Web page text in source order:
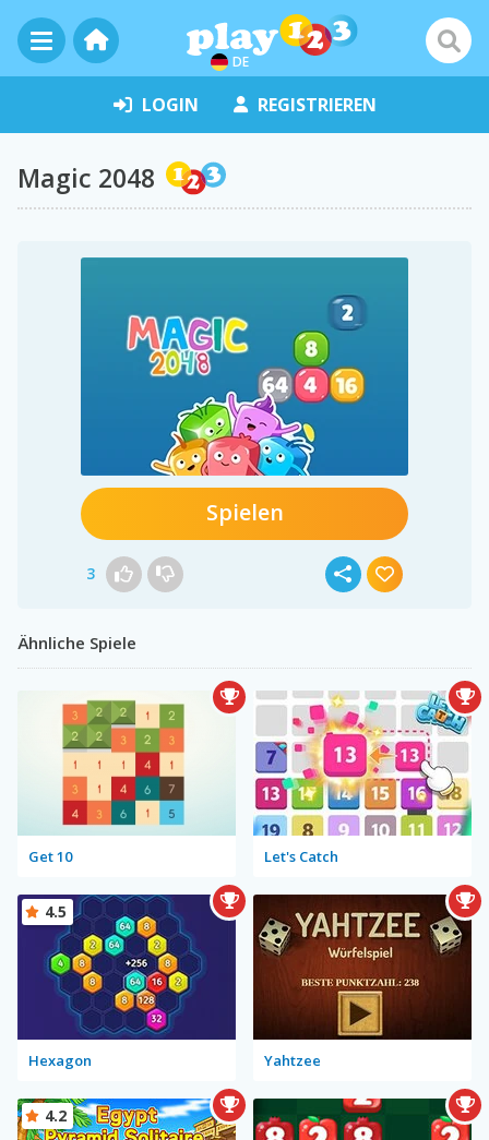
DE
LOGIN REGISTRIEREN
Magic 2048
Spielen
3
Ähnliche Spiele
Get 10 Let's Catch
Hexagon
4.5
Yahtzee
4.2